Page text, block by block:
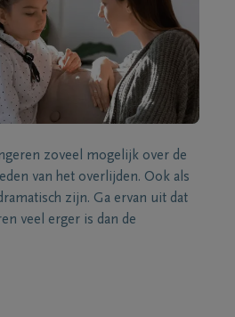
zoveel mogelijk over de
van het overlijden. Ook als
zijn. Ga ervan uit dat
veel erger is dan de